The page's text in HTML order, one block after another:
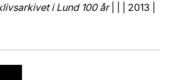
i Lund 100 år| | | 2013 |